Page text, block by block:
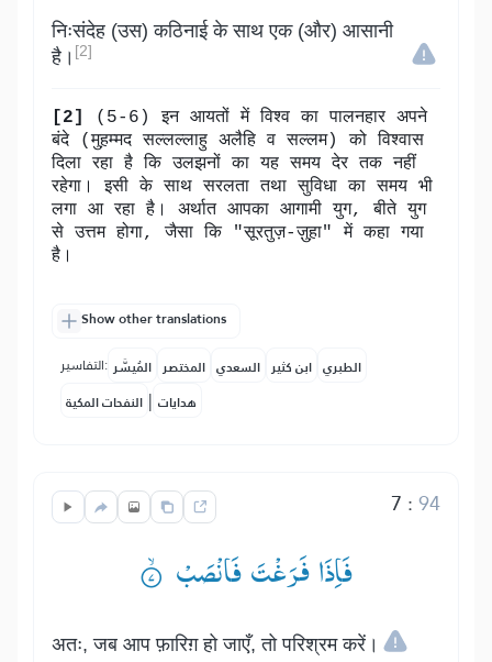
निःसंदेह (उस) कठिनाई के साथ एक (और) आसानी
है। [2]
[2]
(5-6) इन आयतों में विश्व का पालनहार अपने
बंदे (मुह़म्मद सल्लल्लाहु अलैहि व सल्लम) को विश्वास
दिला रहा है कि उलझनों का यह समय देर तक नहीं
रहेगा। इसी के साथ सरलता तथा सुविधा का समय भी
लगा आ रहा है। अर्थात आपका आगामी युग, बीते युग
से उत्तम होगा, जैसा कि "सूरतुज़-ज़ुह़ा" में कहा गया
है।
Show other translations
التفاسير: المُيسَّر المختصر السعدي ابن كثير الطبري
النفحات المكية | هدايات
7 :94
فَاِذَا فَرَغْتَ فَانْصَبْ ۟ۙ
अतः, जब आप फ़ारिग़ हो जाएँ, तो परिश्रम करें।